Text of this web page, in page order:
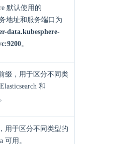
默认使用的
地址和服务端口为
data.kubesphere-
。
缀，用于区分不同类
和
用于区分不同类型的
可用。